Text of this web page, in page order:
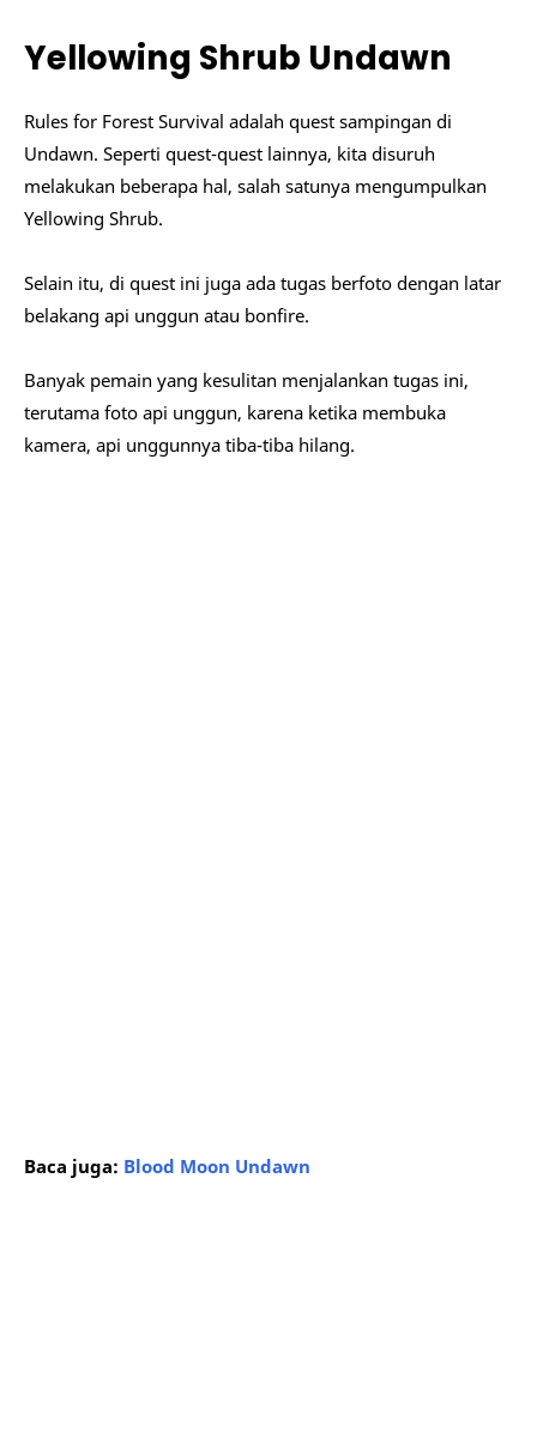
Yellowing Shrub Undawn
Rules for Forest Survival adalah quest sampingan di
Undawn. Seperti quest-quest lainnya, kita disuruh
melakukan beberapa hal, salah satunya mengumpulkan
Yellowing Shrub.
Selain itu, di quest ini juga ada tugas berfoto dengan latar
belakang api unggun atau bonfire.
Banyak pemain yang kesulitan menjalankan tugas ini,
terutama foto api unggun, karena ketika membuka
kamera, api unggunnya tiba-tiba hilang.
Baca juga: Blood Moon Undawn